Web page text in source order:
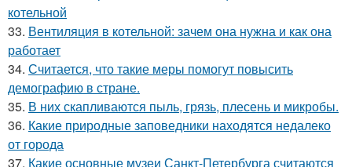
котельной
33. Вентиляция в котельной: зачем она нужна и как она
работает
34. Считается, что такие меры помогут повысить
демографию в стране.
35. В них скапливаются пыль, грязь, плесень и микробы.
36. Какие природные заповедники находятся недалеко
от города
37. Какие основные музеи Санкт-Петербурга считаются